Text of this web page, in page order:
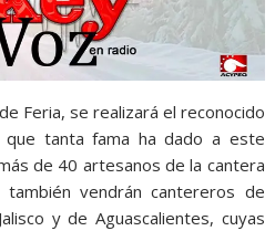
Feria, se realizará el reconocido
que tanta fama ha dado a este
de 40 artesanos de la cantera
vendrán cantereros de
y de Aguascalientes, cuyas